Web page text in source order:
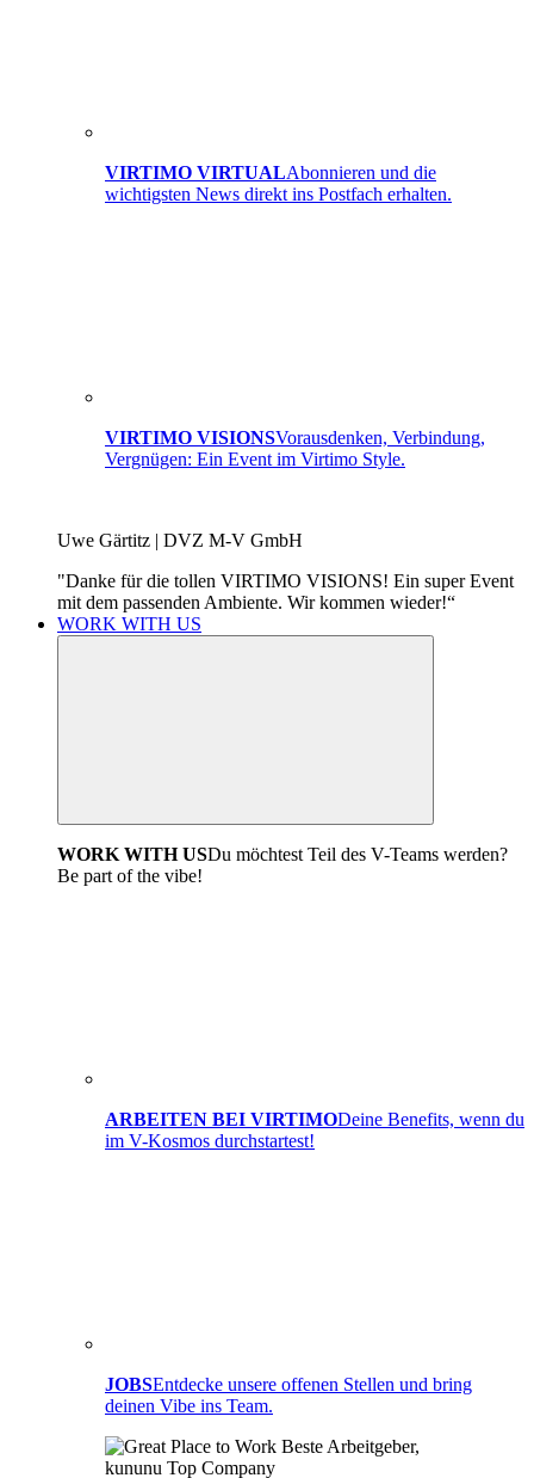
VIRTIMO VIRTUALAbonnieren und die
wichtigsten News direkt ins Postfach erhalten.
VIRTIMO VISIONSVorausdenken, Verbindung,
Vergnügen: Ein Event im Virtimo Style.
Uwe Gärtitz | DVZ M-V GmbH
"Danke für die tollen VIRTIMO VISIONS! Ein super Event
mit dem passenden Ambiente. Wir kommen wieder!“
WORK WITH US
WORK WITH USDu möchtest Teil des V-Teams werden?
Be part of the vibe!
ARBEITEN BEI VIRTIMODeine Benefits, wenn du
im V-Kosmos durchstartest!
JOBSEntdecke unsere offenen Stellen und bring
deinen Vibe ins Team.